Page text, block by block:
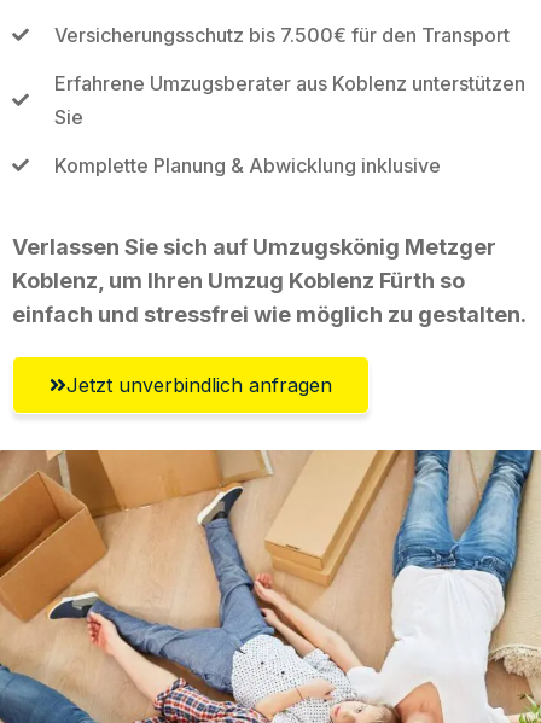
Versicherungsschutz bis 7.500€ für den Transport
Erfahrene Umzugsberater aus Koblenz unterstützen
Sie
Komplette Planung & Abwicklung inklusive
Verlassen Sie sich auf Umzugskönig Metzger
Koblenz, um Ihren Umzug Koblenz Fürth so
einfach und stressfrei wie möglich zu gestalten.
Jetzt unverbindlich anfragen